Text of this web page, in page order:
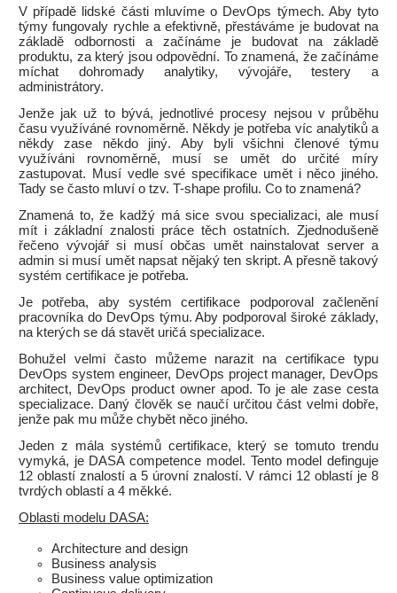
V případě lidské části mluvíme o DevOps týmech. Aby tyto
týmy fungovaly rychle a efektivně, přestáváme je budovat na
základě odbornosti a začínáme je budovat na základě
produktu, za který jsou odpovědní. To znamená, že začínáme
míchat dohromady analytiky, vývojáře, testery a
administrátory.
Jenže jak už to bývá, jednotlivé procesy nejsou v průběhu
času využíváné rovnoměrně. Někdy je potřeba víc analytiků a
někdy zase někdo jiný. Aby byli všichni členové týmu
využíváni rovnoměrně, musí se umět do určité míry
zastupovat. Musí vedle své specifikace umět i něco jiného.
Tady se často mluví o tzv. T-shape profilu. Co to znamená?
Znamená to, že kadžý má sice svou specializaci, ale musí
mít i základní znalosti práce těch ostatních. Zjednodušeně
řečeno vývojář si musí občas umět nainstalovat server a
admin si musí umět napsat nějaký ten skript. A přesně takový
systém certifikace je potřeba.
Je potřeba, aby systém certifikace podporoval začlenění
pracovníka do DevOps týmu. Aby podporoval široké základy,
na kterých se dá stavět uričá specializace.
Bohužel velmi často můžeme narazit na certifikace typu
DevOps system engineer, DevOps project manager, DevOps
architect, DevOps product owner apod. To je ale zase cesta
specializace. Daný člověk se naučí určitou část velmi dobře,
jenže pak mu může chybět něco jiného.
Jeden z mála systémů certifikace, který se tomuto trendu
vymyká, je DASA competence model. Tento model definguje
12 oblastí znalostí a 5 úrovní znalostí. V rámci 12 oblastí je 8
tvrdých oblastí a 4 měkké.
Oblasti modelu DASA:
Architecture and design
Business analysis
Business value optimization